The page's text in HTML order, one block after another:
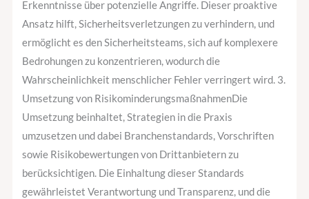
Erkenntnisse über potenzielle Angriffe. Dieser proaktive
Ansatz hilft, Sicherheitsverletzungen zu verhindern, und
ermöglicht es den Sicherheitsteams, sich auf komplexere
Bedrohungen zu konzentrieren, wodurch die
Wahrscheinlichkeit menschlicher Fehler verringert wird. 3.
Umsetzung von RisikominderungsmaßnahmenDie
Umsetzung beinhaltet, Strategien in die Praxis
umzusetzen und dabei Branchenstandards, Vorschriften
sowie Risikobewertungen von Drittanbietern zu
berücksichtigen. Die Einhaltung dieser Standards
gewährleistet Verantwortung und Transparenz, und die